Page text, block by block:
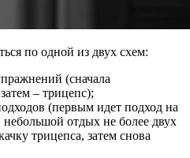
по одной из двух схем:
(сначала
– трицепс);
(первым идет подход на
отдых не более двух
трицепса, затем снова